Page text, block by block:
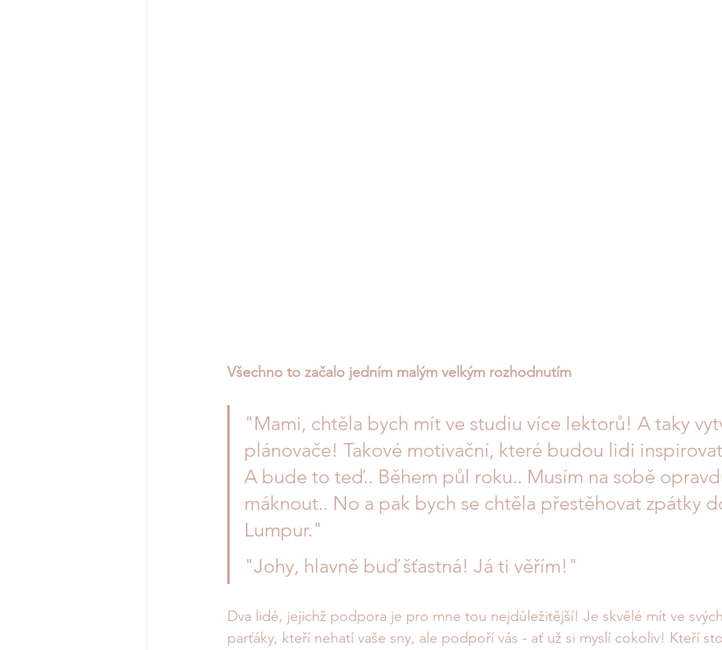
Všechno to začalo jedním malým velkým rozhodnutím
"Mami, chtěla bych mít ve studiu více lektorů! A taky
plánovače! Takové motivační, které budou lidi
A bude to teď.. Během půl roku.. Musím na sobě
máknout.. No a pak bych se chtěla přestěhovat zpátky
Lumpur."
"Johy, hlavně buď šťastná! Já ti věřím!"
Dva lidé, jejichž podpora je pro mne tou nejdůležitější! Je skvělé mít ve
parťáky, kteří nehatí vaše sny, ale podpoří vás - ať už si myslí cokoliv! Kteří